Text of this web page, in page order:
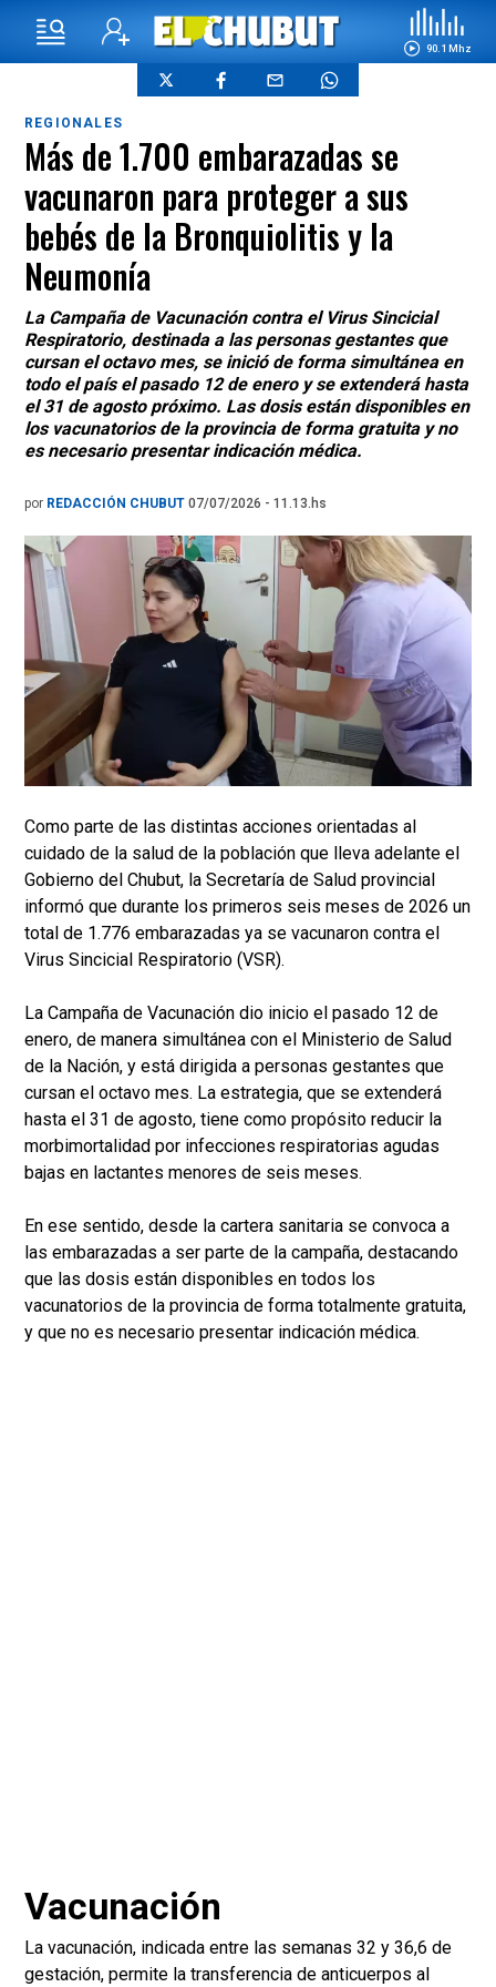
90.1 Mhz
REGIONALES
Más de 1.700 embarazadas se
vacunaron para proteger a sus
bebés de la Bronquiolitis y la
Neumonía
La Campaña de Vacunación contra el Virus Sincicial
Respiratorio, destinada a las personas gestantes que
cursan el octavo mes, se inició de forma simultánea en
todo el país el pasado 12 de enero y se extenderá hasta
el 31 de agosto próximo. Las dosis están disponibles en
los vacunatorios de la provincia de forma gratuita y no
es necesario presentar indicación médica.
por REDACCIÓN CHUBUT 07/07/2026 - 11.13.hs
Como parte de las distintas acciones orientadas al
cuidado de la salud de la población que lleva adelante el
Gobierno del Chubut, la Secretaría de Salud provincial
informó que durante los primeros seis meses de 2026 un
total de 1.776 embarazadas ya se vacunaron contra el
Virus Sincicial Respiratorio (VSR).
La Campaña de Vacunación dio inicio el pasado 12 de
enero, de manera simultánea con el Ministerio de Salud
de la Nación, y está dirigida a personas gestantes que
cursan el octavo mes. La estrategia, que se extenderá
hasta el 31 de agosto, tiene como propósito reducir la
morbimortalidad por infecciones respiratorias agudas
bajas en lactantes menores de seis meses.
En ese sentido, desde la cartera sanitaria se convoca a
las embarazadas a ser parte de la campaña, destacando
que las dosis están disponibles en todos los
vacunatorios de la provincia de forma totalmente gratuita,
y que no es necesario presentar indicación médica.
Vacunación
La vacunación, indicada entre las semanas 32 y 36,6 de
gestación, permite la transferencia de anticuerpos al